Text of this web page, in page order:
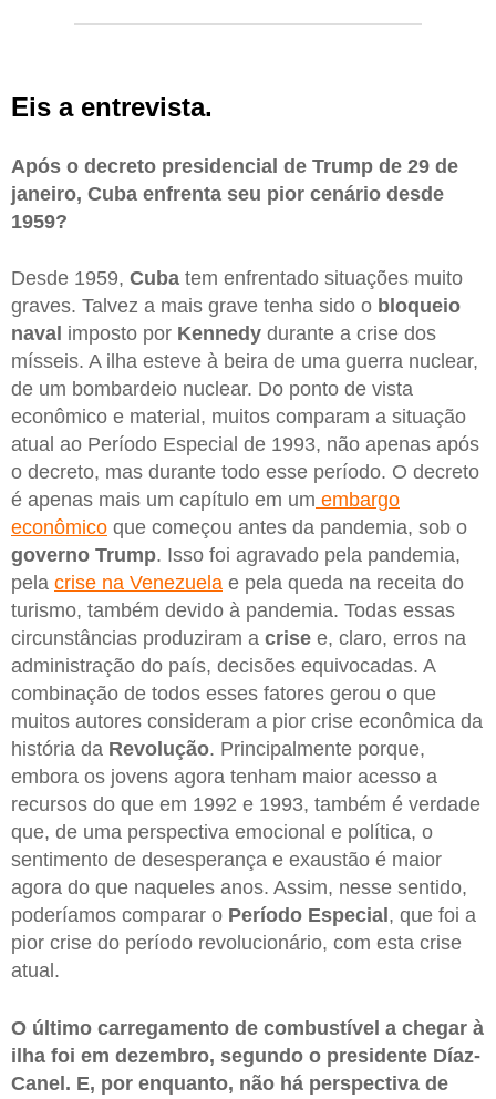
Eis a entrevista.
Após o decreto presidencial de Trump de 29 de
janeiro, Cuba enfrenta seu pior cenário desde
1959?
Desde 1959, Cuba tem enfrentado situações muito
graves. Talvez a mais grave tenha sido o bloqueio
naval imposto por Kennedy durante a crise dos
mísseis. A ilha esteve à beira de uma guerra nuclear,
de um bombardeio nuclear. Do ponto de vista
econômico e material, muitos comparam a situação
atual ao Período Especial de 1993, não apenas após
o decreto, mas durante todo esse período. O decreto
é apenas mais um capítulo em um embargo
econômico que começou antes da pandemia, sob o
governo Trump. Isso foi agravado pela pandemia,
pela crise na Venezuela e pela queda na receita do
turismo, também devido à pandemia. Todas essas
circunstâncias produziram a crise e, claro, erros na
administração do país, decisões equivocadas. A
combinação de todos esses fatores gerou o que
muitos autores consideram a pior crise econômica da
história da Revolução. Principalmente porque,
embora os jovens agora tenham maior acesso a
recursos do que em 1992 e 1993, também é verdade
que, de uma perspectiva emocional e política, o
sentimento de desesperança e exaustão é maior
agora do que naqueles anos. Assim, nesse sentido,
poderíamos comparar o Período Especial , que foi a
pior crise do período revolucionário, com esta crise
atual.
O último carregamento de combustível a chegar à
ilha foi em dezembro, segundo o presidente Díaz-
Canel. E, por enquanto, não há perspectiva de